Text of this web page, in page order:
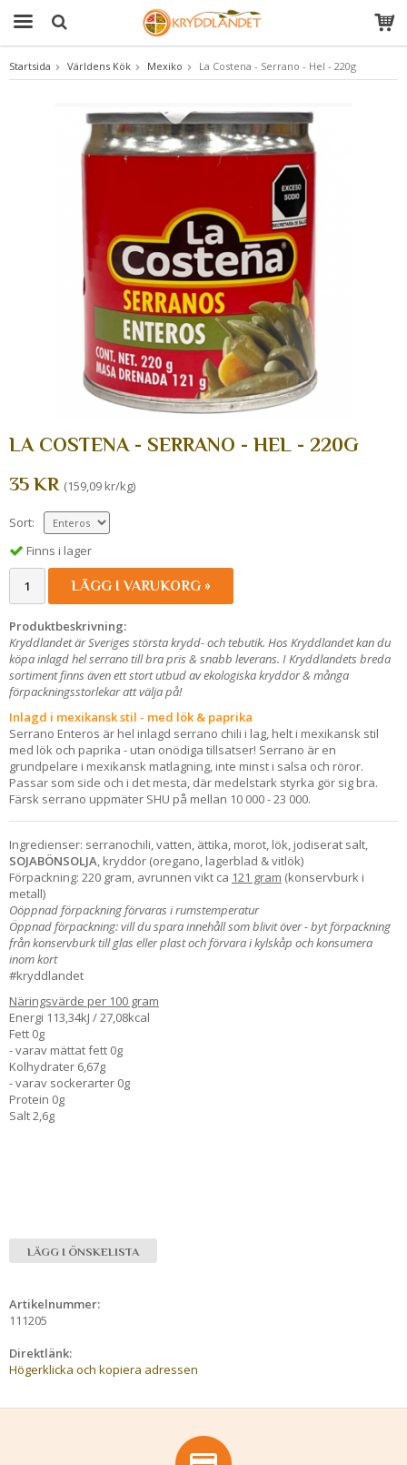
Produkten har blivit tillagd i varukorgen
Startsida Världens Kök Mexiko La Costena - Serrano - Hel - 220g
LA COSTENA - SERRANO - HEL - 220G
35 KR (159,09 kr/kg)
Sort:
Finns i lager
LÄGG I VARUKORG »
Produktbeskrivning:
Kryddlandet är Sveriges största krydd- och tebutik. Hos Kryddlandet kan du
köpa inlagd hel serrano till bra pris & snabb leverans. I Kryddlandets breda
sortiment finns även ett stort utbud av ekologiska kryddor & många
förpackningsstorlekar att välja på!
Inlagd i mexikansk stil - med lök & paprika
Serrano Enteros är hel inlagd serrano chili i lag, helt i mexikansk stil
med lök och paprika - utan onödiga tillsatser! Serrano är en
grundpelare i mexikansk matlagning, inte minst i salsa och röror.
Passar som side och i det mesta, där medelstark styrka gör sig bra.
Färsk serrano uppmäter SHU på mellan 10 000 - 23 000.
Ingredienser: serranochili, vatten, ättika, morot, lök, jodiserat salt,
SOJABÖNSOLJA , kryddor (oregano, lagerblad & vitlök)
Förpackning: 220 gram, avrunnen vikt ca 121 gram (konservburk i
metall)
Oöppnad förpackning förvaras i rumstemperatur
Öppnad förpackning: vill du spara innehåll som blivit över - byt förpackning
från konservburk till glas eller plast och förvara i kylskåp och konsumera
inom kort
#kryddlandet
Näringsvärde per 100 gram
Energi 113,34kJ / 27,08kcal
Fett 0g
- varav mättat fett 0g
Kolhydrater 6,67g
- varav sockerarter 0g
Protein 0g
Salt 2,6g
LÄGG I ÖNSKELISTA
Artikelnummer:
111205
Direktlänk:
Högerklicka och kopiera adressen